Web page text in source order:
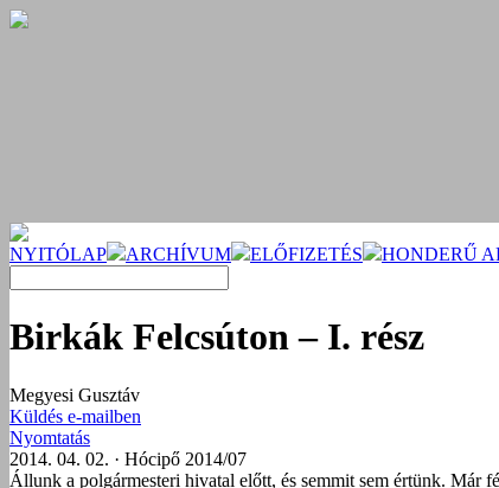
NYITÓLAP ARCHÍVUM ELŐFIZETÉS HONDERŰ
Birkák Felcsúton – I. rész
Megyesi Gusztáv
Küldés e-mailben
Nyomtatás
2014. 04. 02. · Hócipő 2014/07
Állunk a polgármesteri hivatal előtt, és semmit sem értünk. Már